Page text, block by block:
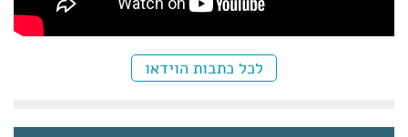
לכל כתבות הוידאו